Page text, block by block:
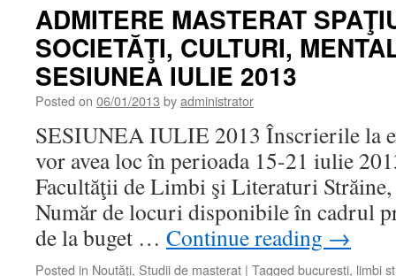
ADMITERE MASTERAT
SOCIETĂŢI, CULTURI,
SESIUNEA IULIE 2013
Posted on 06/01/2013 byadministrator
SESIUNEA IULIE 2013 Înscrierile la
vor avea loc în perioada 15-21 iulie
Facultăţii de Limbi şi Literaturi
Număr de locuri disponibile în cadrul
de la buget … Continue reading →
Posted in Noutăţi, Studii de masterat | Tagged bucuresti, limbi